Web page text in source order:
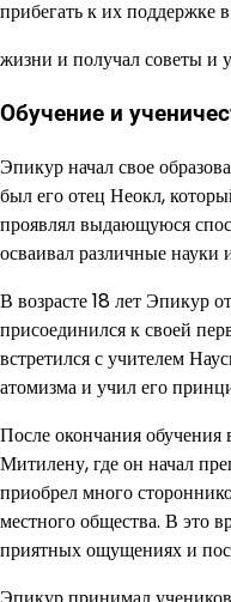
прибегать к их поддержке
жизни и получал советы и
Обучение и
Эпикур начал свое
был его отец Неокл,
проявлял выдающуюся
осваивал различные науки
В возрасте 18 лет Эпикур
присоединился к своей
встретился с учителем
атомизма и учил его
После окончания
Митилену, где он начал
приобрел много
местного общества. В это
приятных ощущениях и